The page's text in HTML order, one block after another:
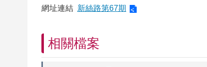
網址連結 新絲路第67期
相關檔案